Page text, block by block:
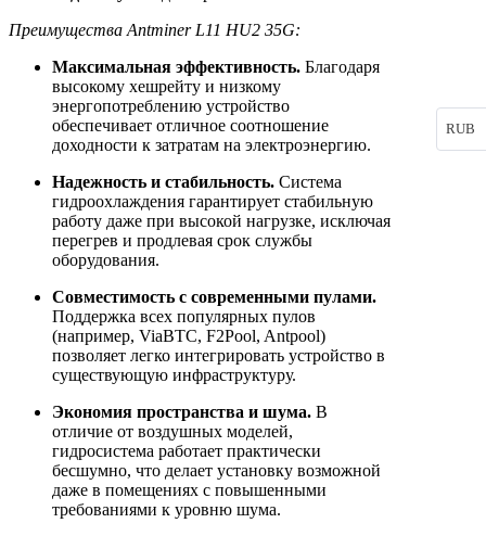
Преимущества Antminer L11 HU2 35G:
Максимальная эффективность. Благодаря
высокому хешрейту и низкому
энергопотреблению устройство
обеспечивает отличное соотношение
доходности к затратам на электроэнергию.
Надежность и стабильность. Система
гидроохлаждения гарантирует стабильную
работу даже при высокой нагрузке, исключая
перегрев и продлевая срок службы
оборудования.
Совместимость с современными пулами.
Поддержка всех популярных пулов
(например, ViaBTC, F2Pool, Antpool)
позволяет легко интегрировать устройство в
существующую инфраструктуру.
Экономия пространства и шума. В
отличие от воздушных моделей,
гидросистема работает практически
бесшумно, что делает установку возможной
даже в помещениях с повышенными
требованиями к уровню шума.
RUB